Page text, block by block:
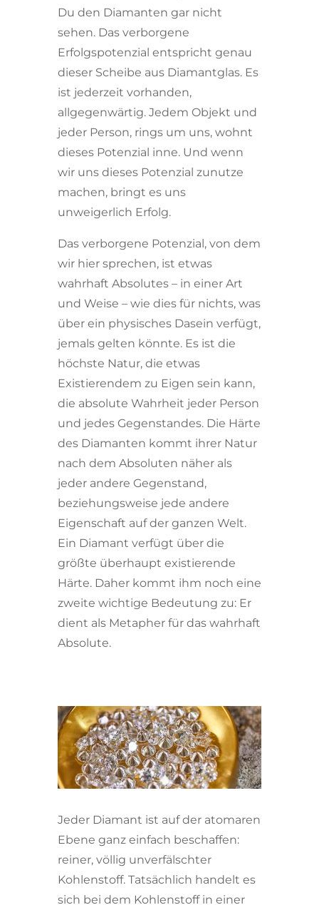
Du den Diamanten gar nicht
sehen. Das verborgene
Erfolgspotenzial entspricht genau
dieser Scheibe aus Diamantglas. Es
ist jederzeit vorhanden,
allgegenwärtig. Jedem Objekt und
jeder Person, rings um uns, wohnt
dieses Potenzial inne. Und wenn
wir uns dieses Potenzial zunutze
machen, bringt es uns
unweigerlich Erfolg.
Das verborgene Potenzial, von dem
wir hier sprechen, ist etwas
wahrhaft Absolutes – in einer Art
und Weise – wie dies für nichts, was
über ein physisches Dasein verfügt,
jemals gelten könnte. Es ist die
höchste Natur, die etwas
Existierendem zu Eigen sein kann,
die absolute Wahrheit jeder Person
und jedes Gegenstandes. Die Härte
des Diamanten kommt ihrer Natur
nach dem Absoluten näher als
jeder andere Gegenstand,
beziehungsweise jede andere
Eigenschaft auf der ganzen Welt.
Ein Diamant verfügt über die
größte überhaupt existierende
Härte. Daher kommt ihm noch eine
zweite wichtige Bedeutung zu: Er
dient als Metapher für das wahrhaft
Absolute.
Jeder Diamant ist auf der atomaren
Ebene ganz einfach beschaffen:
reiner, völlig unverfälschter
Kohlenstoff. Tatsächlich handelt es
sich bei dem Kohlenstoff in einer